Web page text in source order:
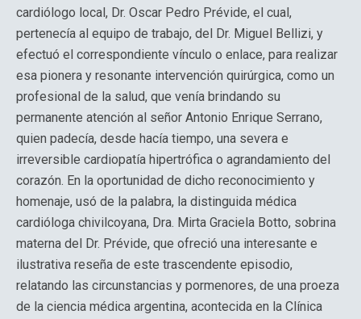
cardiólogo local, Dr. Oscar Pedro Prévide, el cual,
pertenecía al equipo de trabajo, del Dr. Miguel Bellizi, y
efectuó el correspondiente vínculo o enlace, para realizar
esa pionera y resonante intervención quirúrgica, como un
profesional de la salud, que venía brindando su
permanente atención al señor Antonio Enrique Serrano,
quien padecía, desde hacía tiempo, una severa e
irreversible cardiopatía hipertrófica o agrandamiento del
corazón. En la oportunidad de dicho reconocimiento y
homenaje, usó de la palabra, la distinguida médica
cardióloga chivilcoyana, Dra. Mirta Graciela Botto, sobrina
materna del Dr. Prévide, que ofreció una interesante e
ilustrativa reseña de este trascendente episodio,
relatando las circunstancias y pormenores, de una proeza
de la ciencia médica argentina, acontecida en la Clínica